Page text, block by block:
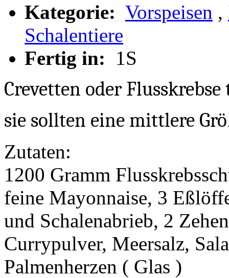
Kategorie: Vorspeisen ,
Schalentiere
Fertig in:
1S
Crevetten oder
sie sollten eine mittlere
Zutaten:
1200 Gramm
feine Mayonnaise, 3
und Schalenabrieb, 2
Currypulver, Meersalz,
Palmenherzen ( Glas )